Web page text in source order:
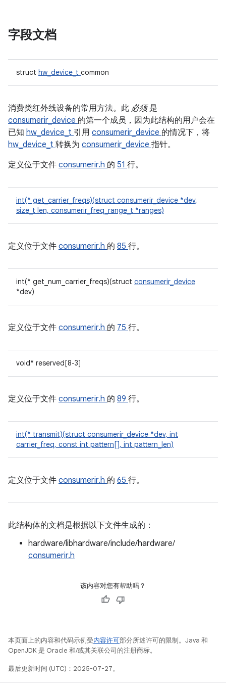
字段文档
struct hw_device_t common
消费类红外线设备的常用方法。此 必须是
consumerir_device 的第一个成员，因为此结构的用户会在
已知 hw_device_t 引用 consumerir_device 的情况下，将
hw_device_t 转换为 consumerir_device 指针。
定义位于文件 consumerir.h 的 51 行。
int(* get_carrier_freqs)(struct consumerir_device *dev,
size_t len, consumerir_freq_range_t *ranges)
定义位于文件 consumerir.h 的 85 行。
int(* get_num_carrier_freqs)(struct consumerir_device
*dev)
定义位于文件 consumerir.h 的 75 行。
void* reserved[8-3]
定义位于文件 consumerir.h 的 89 行。
int(* transmit)(struct consumerir_device *dev, int
carrier_freq, const int pattern[], int pattern_len)
定义位于文件 consumerir.h 的 65 行。
此结构体的文档是根据以下文件生成的：
hardware/libhardware/include/hardware/
consumerir.h
该内容对您有帮助吗？
本页面上的内容和代码示例受内容许可部分所述许可的限制。Java 和
OpenJDK 是 Oracle 和/或其关联公司的注册商标。
最后更新时间 (UTC)：2025-07-27。